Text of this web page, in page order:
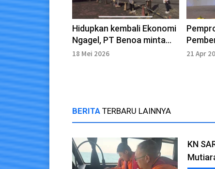
Hidupkan kembali Ekonomi
Ngagel, PT Benoa minta
Pemprov Turun Tangan
18 Mei 2026 21 Apr
BERITA TERBARU LAINNYA
KN